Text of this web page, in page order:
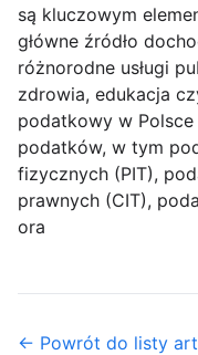
są kluczowym
główne źródło
różnorodne usługi
zdrowia, edukacja
podatkowy w
podatków, w tym
fizycznych (PIT),
prawnych (CIT),
ora
← Powrót do listy